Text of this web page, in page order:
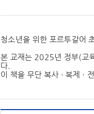
청소년을 위한 포르투갈어
본 교재는 2025년 정부(교
다.
이 책을 무단 복사 · 복제 ·